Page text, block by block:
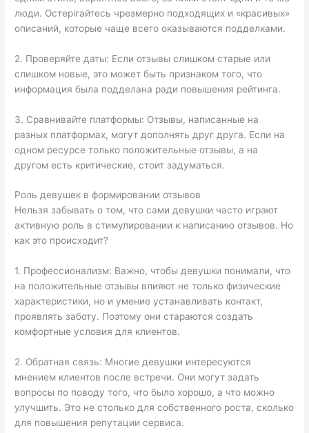
люди. Остерігайтесь чрезмерно подходящих и «красивых»
описаний, которые чаще всего оказываются подделками.
2. Проверяйте даты: Если отзывы слишком старые или
слишком новые, это может быть признаком того, что
информация была подделана ради повышения рейтинга.
3. Сравнивайте платформы: Отзывы, написанные на
разных платформах, могут дополнять друг друга. Если на
одном ресурсе только положительные отзывы, а на
другом есть критические, стоит задуматься.
Роль девушек в формировании отзывов
Нельзя забывать о том, что сами девушки часто играют
активную роль в стимулировании к написанию отзывов. Но
как это происходит?
1. Профессионализм: Важно, чтобы девушки понимали, что
на положительные отзывы влияют не только физические
характеристики, но и умение устанавливать контакт,
проявлять заботу. Поэтому они стараются создать
комфортные условия для клиентов.
2. Обратная связь: Многие девушки интересуются
мнением клиентов после встречи. Они могут задать
вопросы по поводу того, что было хорошо, а что можно
улучшить. Это не столько для собственного роста, сколько
для повышения репутации сервиса.